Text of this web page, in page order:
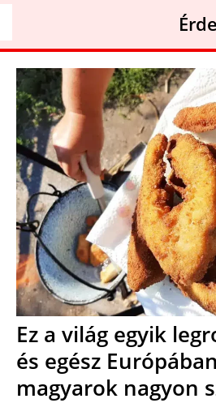
Ez a világ egyik
és egész
magyarok nagyon